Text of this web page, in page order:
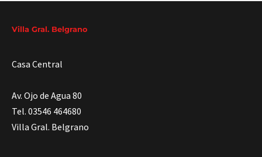
Villa Gral. Belgrano
Casa Central
Av. Ojo de Agua 80
Tel. 03546 464680
Villa Gral. Belgrano